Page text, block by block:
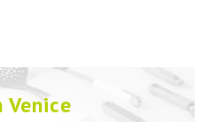
Venice